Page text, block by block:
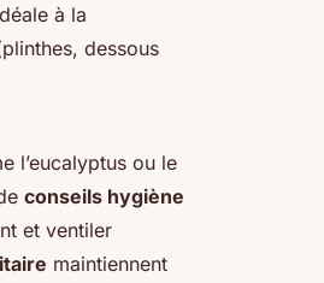
à la
dessous
l’eucalyptus ou le
conseils hygiène
et ventiler
maintiennent